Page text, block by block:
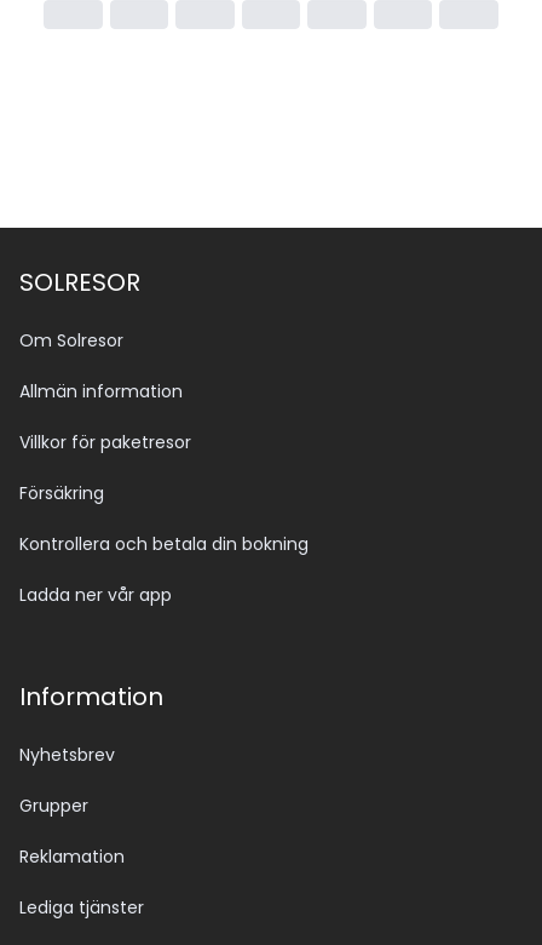
SOLRESOR
Om Solresor
Allmän information
Villkor för paketresor
Försäkring
Kontrollera och betala din bokning
Ladda ner vår app
Information
Nyhetsbrev
Grupper
Reklamation
Lediga tjänster